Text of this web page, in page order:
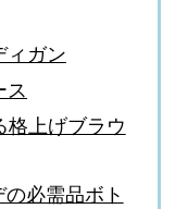
ィガン
ス
格上げブラウ
必需品ボト